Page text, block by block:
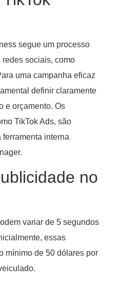
segue um processo
sociais, como
uma campanha eficaz
definir claramente
e orçamento. Os
TikTok Ads, são
interna
no
variar de 5 segundos
essas
mínimo de 50 dólares por